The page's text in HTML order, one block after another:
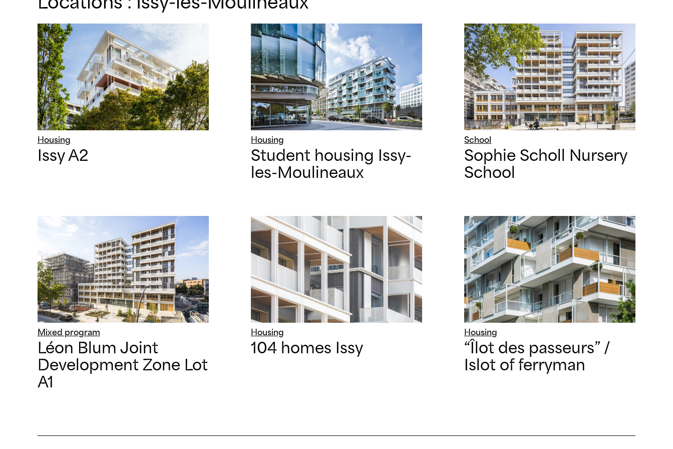
Housing
Issy A2
Housing
Student housing Issy-
les-Moulineaux
School
Sophie Scholl Nursery
School
Mixed program
Léon Blum Joint
Development Zone Lot
A1
Housing
104 homes Issy
Housing
“Îlot des passeurs” /
Islot of ferryman